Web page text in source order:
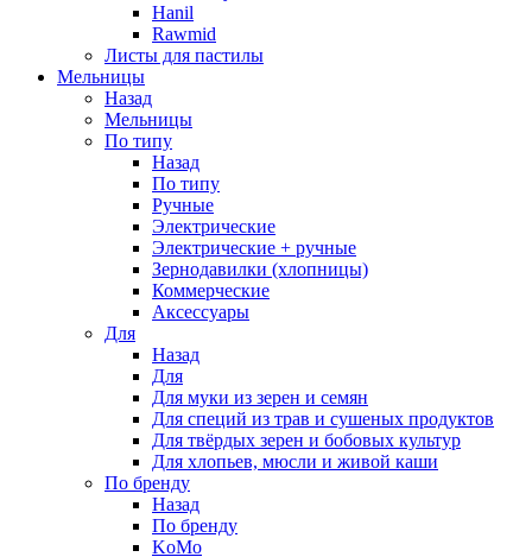
Hanil
Rawmid
Листы для пастилы
Мельницы
Назад
Мельницы
По типу
Назад
По типу
Ручные
Электрические
Электрические + ручные
Зернодавилки (хлопницы)
Коммерческие
Аксессуары
Для
Назад
Для
Для муки из зерен и семян
Для специй из трав и сушеных продуктов
Для твёрдых зерен и бобовых культур
Для хлопьев, мюсли и живой каши
По бренду
Назад
По бренду
KoMo